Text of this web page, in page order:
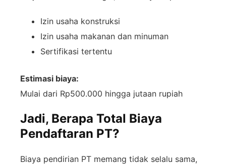
Izin usaha konstruksi
Izin usaha makanan dan minuman
Sertifikasi tertentu
Estimasi biaya:
Mulai dari Rp500.000 hingga jutaan rupiah
Jadi, Berapa Total Biaya
Pendaftaran PT?
Biaya pendirian PT memang tidak selalu sama,